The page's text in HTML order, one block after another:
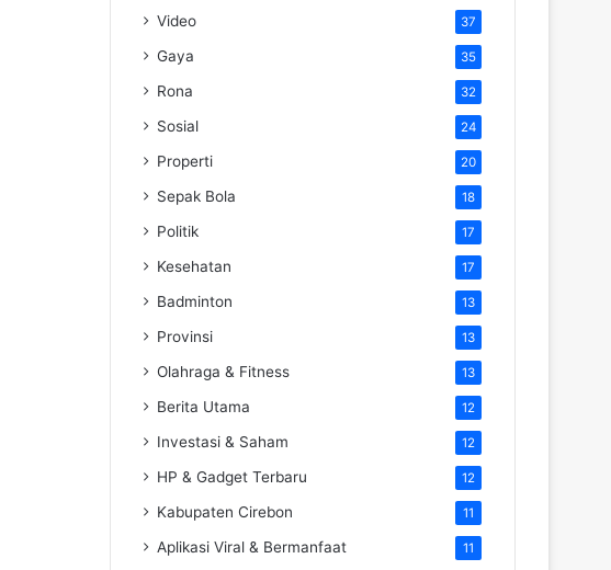
Video 37
Gaya 35
Rona 32
Sosial 24
Properti 20
Sepak Bola 18
Politik 17
Kesehatan 17
Badminton 13
Provinsi 13
Olahraga & Fitness 13
Berita Utama 12
Investasi & Saham 12
HP & Gadget Terbaru 12
Kabupaten Cirebon 11
Aplikasi Viral & Bermanfaat 11